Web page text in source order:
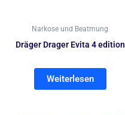
Narkose und Beatmung
Dräger Drager Evita 4 edition
Weiterlesen